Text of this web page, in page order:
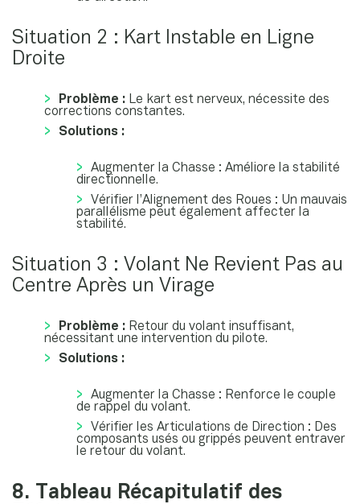
Situation 2 : Kart Instable en Ligne
Droite
Problème : Le kart est nerveux, nécessite des
corrections constantes.
Solutions :
Augmenter la Chasse : Améliore la stabilité
directionnelle.
Vérifier l’Alignement des Roues : Un mauvais
parallélisme peut également affecter la
stabilité.
Situation 3 : Volant Ne Revient Pas au
Centre Après un Virage
Problème : Retour du volant insuffisant,
nécessitant une intervention du pilote.
Solutions :
Augmenter la Chasse : Renforce le couple
de rappel du volant.
Vérifier les Articulations de Direction : Des
composants usés ou grippés peuvent entraver
le retour du volant.
8. Tableau Récapitulatif des